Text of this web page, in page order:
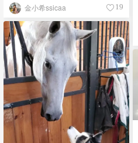
金小希ssicaa 19